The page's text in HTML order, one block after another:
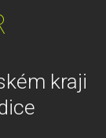
kraji